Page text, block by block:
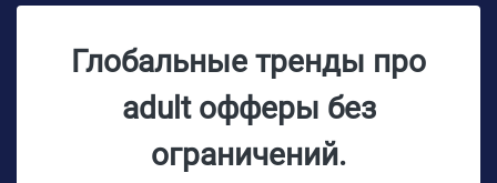
Глобальные тренды про
adult офферы без
ограничений.